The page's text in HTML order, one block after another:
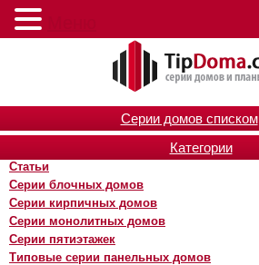
Серии домов списком
Категории
Статьи
Серии блочных домов
Серии кирпичных домов
Серии монолитных домов
Серии пятиэтажек
Типовые серии панельных домов